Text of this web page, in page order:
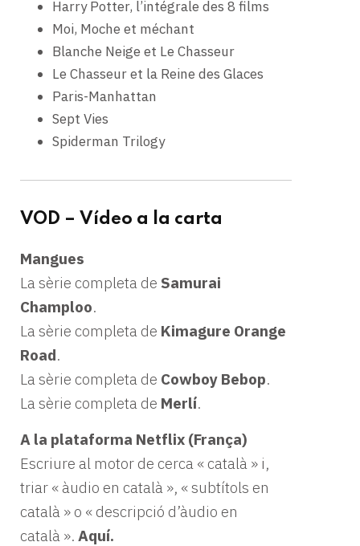
Harry Potter, l’intégrale des 8 films
Moi, Moche et méchant
Blanche Neige et Le Chasseur
Le Chasseur et la Reine des Glaces
Paris-Manhattan
Sept Vies
Spiderman Trilogy
VOD – Vídeo a la carta
Mangues
La sèrie completa de Samurai
Champloo.
La sèrie completa de Kimagure Orange
Road.
La sèrie completa de Cowboy Bebop.
La sèrie completa de Merlí.
A la plataforma Netflix (França)
Escriure al motor de cerca « català » i,
triar « àudio en català », « subtítols en
català » o « descripció d’àudio en
català ». Aquí.